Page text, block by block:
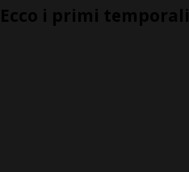
Ecco i primi temporali